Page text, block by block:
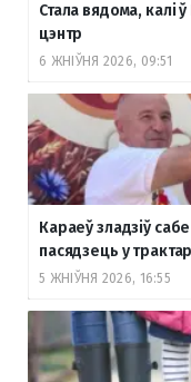
Стала вядома, калі
цэнтр
6 ЖНІЎНЯ 2026, 09:51
Караеў зладзіў
пасядзець у
5 ЖНІЎНЯ 2026, 16:55